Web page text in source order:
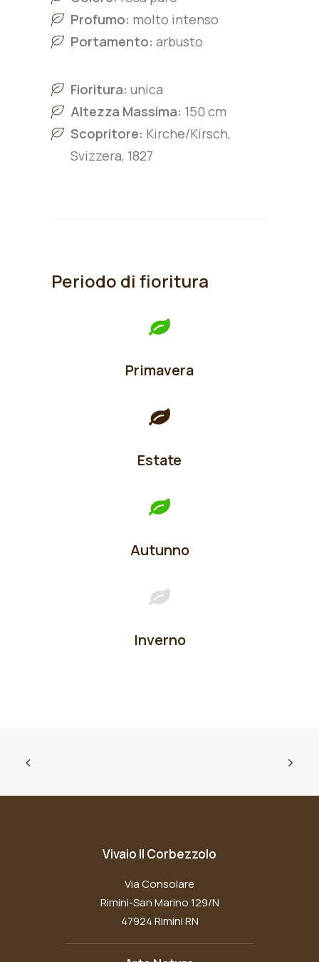
Profumo: molto intenso
Portamento: arbusto
Fioritura: unica
Altezza Massima: 150 cm
Scopritore: Kirche/Kirsch,
Svizzera, 1827
Periodo di fioritura
Primavera
Estate
Autunno
Inverno
Vivaio Il Corbezzolo
Via Consolare
Rimini-San Marino 129/N
47924 Rimini RN